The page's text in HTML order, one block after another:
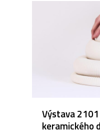
Výstava
keramického